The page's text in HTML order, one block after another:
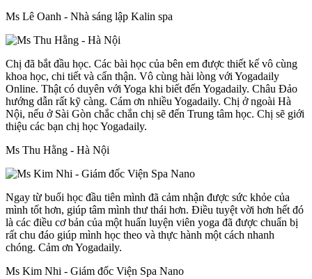
Ms Lê Oanh - Nhà sáng lập Kalin spa
Chị đã bắt đầu học. Các bài học của bên em được thiết kế vô cùng
khoa học, chi tiết và cẩn thận. Vô cùng hài lòng với Yogadaily
Online. Thật có duyên với Yoga khi biết đến Yogadaily. Châu Đảo
hướng dẫn rất kỹ càng. Cám ơn nhiều Yogadaily. Chị ở ngoài Hà
Nội, nếu ở Sài Gòn chắc chắn chị sẽ đến Trung tâm học. Chị sẽ giới
thiệu các bạn chị học Yogadaily.
Ms Thu Hằng - Hà Nội
Ngay từ buổi học đầu tiên mình đã cảm nhận được sức khỏe của
mình tốt hơn, giúp tâm mình thư thái hơn. Điều tuyệt vời hơn hết đó
là các điều cơ bản của một huấn luyện viên yoga đã được chuẩn bị
rất chu đáo giúp mình học theo và thực hành một cách nhanh
chóng. Cảm ơn Yogadaily.
Ms Kim Nhi - Giám đốc Viện Spa Nano